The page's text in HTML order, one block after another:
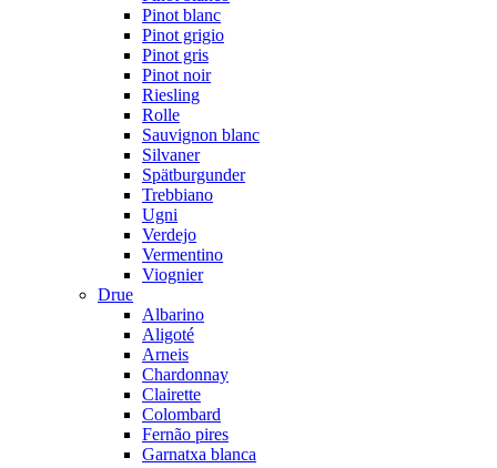
Pinot blanc
Pinot grigio
Pinot gris
Pinot noir
Riesling
Rolle
Sauvignon blanc
Silvaner
Spätburgunder
Trebbiano
Ugni
Verdejo
Vermentino
Viognier
Drue
Albarino
Aligoté
Arneis
Chardonnay
Clairette
Colombard
Fernão pires
Garnatxa blanca